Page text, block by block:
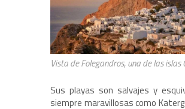
Vista de Folegandros, una de las islas
Sus playas son salvajes y
siempre maravillosas como